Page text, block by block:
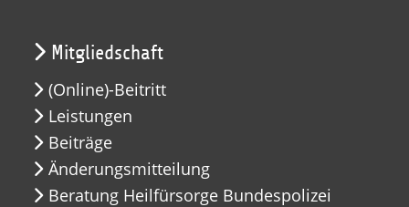
Mitgliedschaft
(Online)-Beitritt
Leistungen
Beiträge
Änderungsmitteilung
Beratung Heilfürsorge Bundespolizei